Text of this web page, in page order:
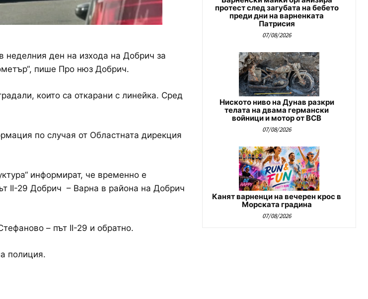
неделния ден на изхода на Добрич за
пише Про нюз Добрич.
които са откарани с линейка. Сред
по случая от Областната дирекция
информират, че временно е
II-29 Добрич – Варна в района на Добрич
– път II-29 и обратно.
полиция.
протест след загубата на бебето
преди дни на варненката
Патрисия
07/08/2026
Ниското ниво на Дунав разкри
телата на двама германски
войници и мотор от ВСВ
07/08/2026
Канят варненци на вечерен крос в
Морската градина
07/08/2026